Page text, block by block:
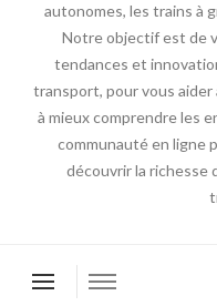
autonomes, les trains à
Notre objectif est de
tendances et
transport, pour vous
à mieux comprendre les
communauté en ligne
découvrir la richesse